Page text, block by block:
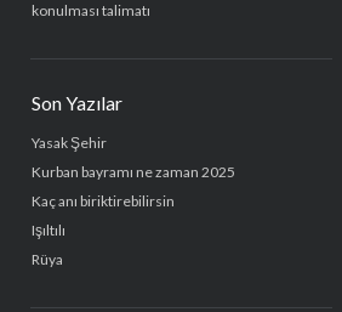
konulması talimatı
Son Yazılar
Yasak Şehir
Kurban bayramı ne zaman 2025
Kaç anı biriktirebilirsin
Işıltılı
Rüya